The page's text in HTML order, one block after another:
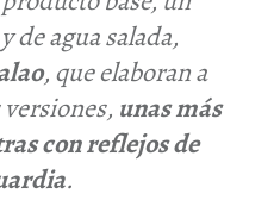
de agua salada,
, que elaboran a
unas más
con reflejos de
.